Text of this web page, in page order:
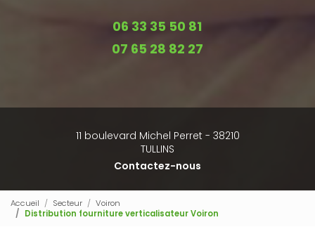
06 33 35 50 81
07 65 28 82 27
11 boulevard Michel Perret - 38210
TULLINS
Contactez-nous
Accueil Secteur
Voiron
Distribution fourniture verticalisateur Voiron